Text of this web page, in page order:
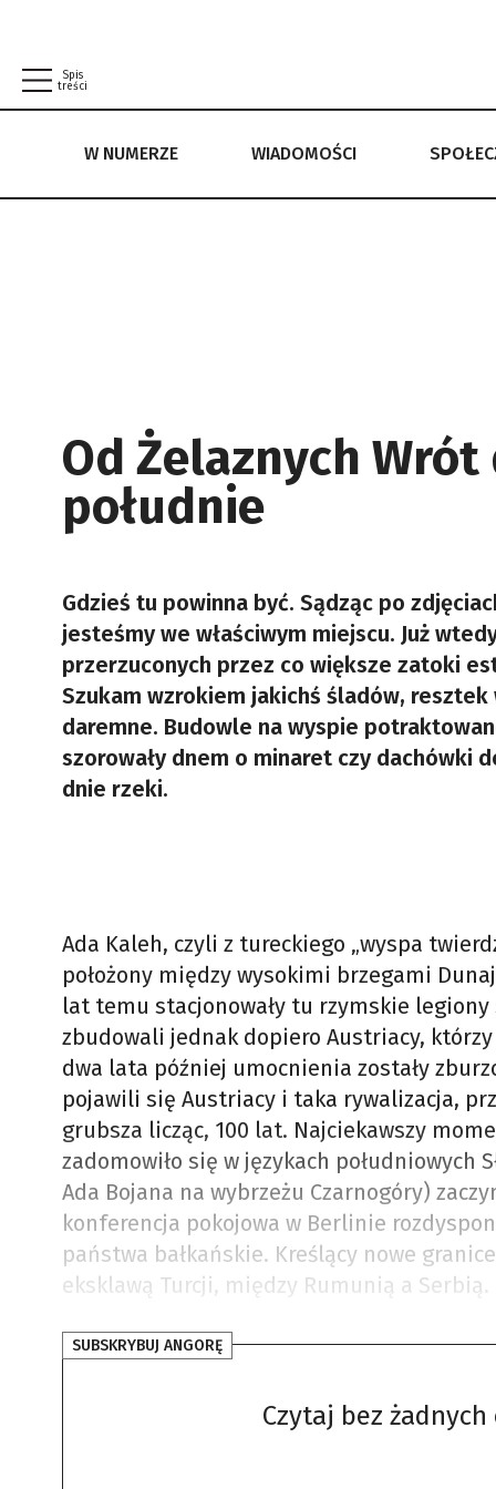
Spis
treści
W NUMERZE WIADOMOŚCI
W NUMERZE WIADOMOŚCI SPOŁECZEŃSTWO
Od Żelaznych
południe
Gdzieś tu powinna być. Sądząc po
jesteśmy we właściwym miejscu. Już
przerzuconych przez co większe zatoki
Szukam wzrokiem jakichś śladów,
daremne. Budowle na wyspie
szorowały dnem o minaret czy dachówki
dnie rzeki.
Ada Kaleh, czyli z tureckiego „wyspa
położony między wysokimi brzegami
lat temu stacjonowały tu rzymskie legiony
zbudowali jednak dopiero Austriacy,
dwa lata później umocnienia zostały
pojawili się Austriacy i taka rywalizacja,
grubsza licząc, 100 lat. Najciekawszy
zadomowiło się w językach południowych
Ada Bojana na wybrzeżu Czarnogóry)
konferencja pokojowa w Berlinie
państwa bałkańskie. Kreślący nowe
eksklawą Turcji, między Rumunią a Serbią.
SUBSKRYBUJ ANGORĘ
Czytaj bez